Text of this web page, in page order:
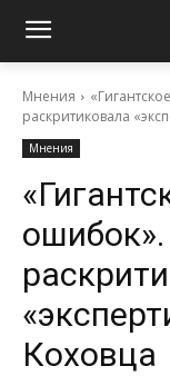
Мнения
раскритиковала
Мнения
Коховца